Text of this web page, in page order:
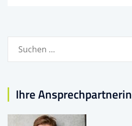
Suchen
Ihre Ansprechpartnerin